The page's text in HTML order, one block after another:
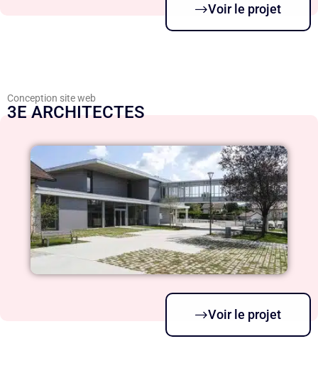
Voir le projet
Conception site web
3E ARCHITECTES
Voir le projet